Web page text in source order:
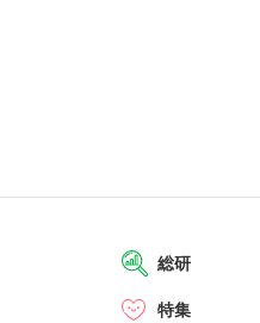
総研
特集